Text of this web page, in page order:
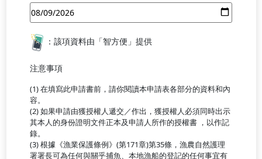
：該項資料由「智方便」提供
注意事項
(1) 在填寫此申請書前，請你閱讀本申請表各部分的資料和內
容。
(2) 如果申請由獲授權人遞交／作出，獲授權人必須同時出示
其本人的身份證明文件正本及申請人所作的授權書 ，以作記
錄。
(3) 根據《漁業保護條例》(第171章)第35條，漁農自然護理
署署長可為任何與關乎捕魚、本地漁船的登記的任何事宜有